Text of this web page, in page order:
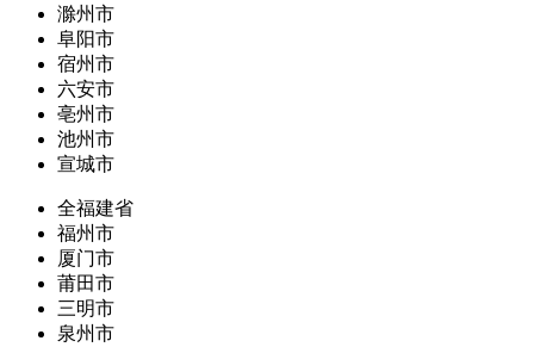
滁州市
阜阳市
宿州市
六安市
亳州市
池州市
宣城市
全福建省
福州市
厦门市
莆田市
三明市
泉州市